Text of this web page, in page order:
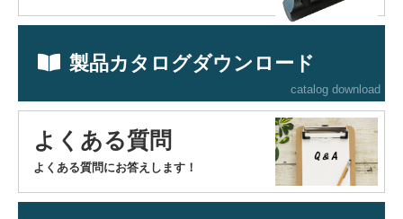
製品カタログダウンロード
catalog download
よくある質問
よくある質問にお答えします！